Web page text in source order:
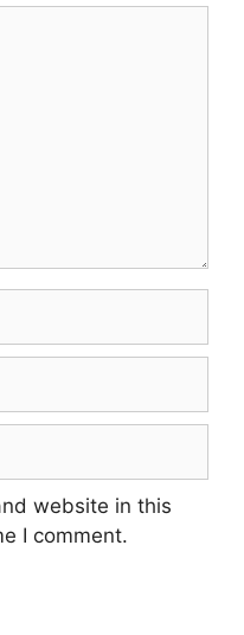
website in this
I comment.